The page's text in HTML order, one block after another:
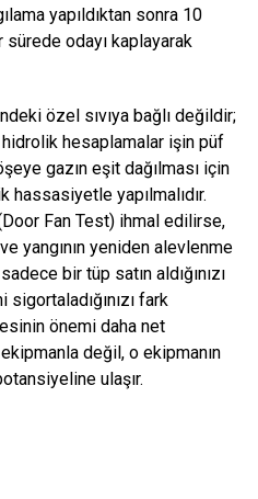
yapıldıktan sonra 10
odayı kaplayarak
özel sıvıya bağlı değildir;
hesaplamalar işin püf
gazın eşit dağılması için
yapılmalıdır.
Fan Test) ihmal edilirse,
yangının yeniden alevlenme
bir tüp satın aldığınızı
fark
önemi daha net
değil, o ekipmanın
ulaşır.